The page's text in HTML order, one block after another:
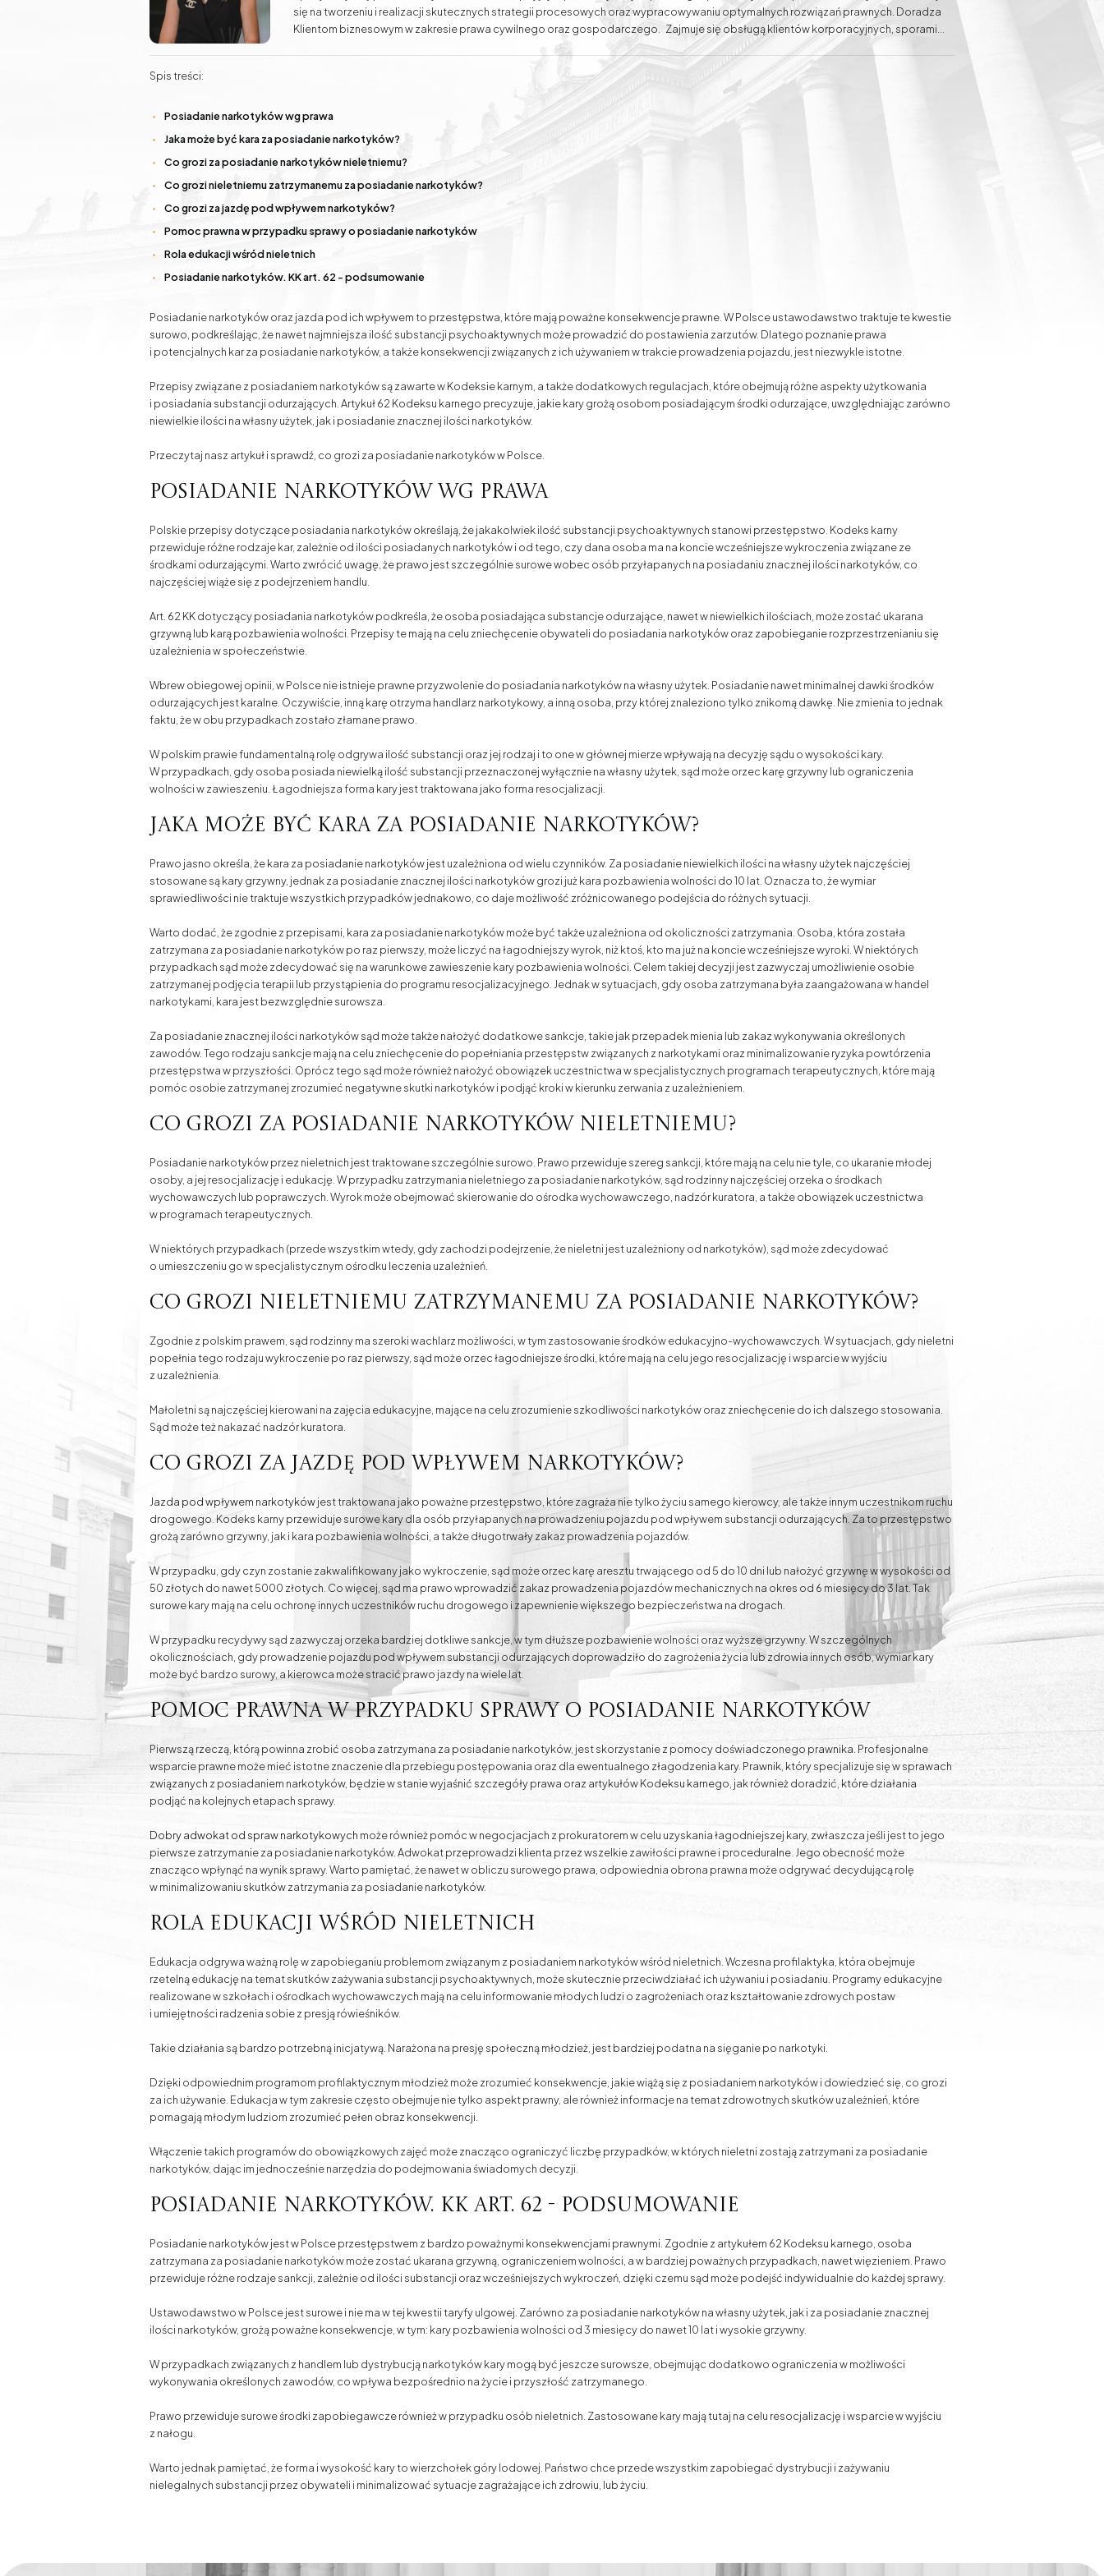
Doradztwo inwestycyjne Gdańsk - grunty, działki,
Rozwody Sprawy spadkowe
samochodowe
odszkodowawcze
się na tworzeniu i realizacji skutecznych strategii procesowych oraz wypracowywaniu optymalnych rozwiązań prawnych. Doradza
Klientom biznesowym w zakresie prawa cywilnego oraz gospodarczego. Zajmuje się obsługą klientów korporacyjnych, sporami
sądowymi oraz audytami prawnymi. Dysponuje również doświadczeniem w prowadzeniu sporów w ramach prawa pracy, jak również
w prowadzeniu spraw przed organami administracji publicznej oraz w reprezentowaniu Klientów przed sądami administracyjnymi.
Prowadzi także negocjacje zmierzające do polubownego zakończenia sporów. Adwokat Ewelina Baranowska-Haber swój sukces
zawdzięcza wiedzy i doświadczeniu, ale również pełnemu zaangażowaniu i zrozumieniu potrzeb Klienta.
Spis treści:
Posiadanie narkotyków wg prawa
Jaka może być kara za posiadanie narkotyków?
Co grozi za posiadanie narkotyków nieletniemu?
Co grozi nieletniemu zatrzymanemu za posiadanie narkotyków?
Co grozi za jazdę pod wpływem narkotyków?
Pomoc prawna w przypadku sprawy o posiadanie narkotyków
Rola edukacji wśród nieletnich
Posiadanie narkotyków. KK art. 62 - podsumowanie
Posiadanie narkotyków oraz jazda pod ich wpływem to przestępstwa, które mają poważne konsekwencje prawne. W Polsce ustawodawstwo traktuje te kwestie
surowo, podkreślając, że nawet najmniejsza ilość substancji psychoaktywnych może prowadzić do postawienia zarzutów. Dlatego poznanie prawa
i potencjalnych kar za posiadanie narkotyków, a także konsekwencji związanych z ich używaniem w trakcie prowadzenia pojazdu, jest niezwykle istotne.
Przepisy związane z posiadaniem narkotyków są zawarte w Kodeksie karnym, a także dodatkowych regulacjach, które obejmują różne aspekty użytkowania
i posiadania substancji odurzających. Artykuł 62 Kodeksu karnego precyzuje, jakie kary grożą osobom posiadającym środki odurzające, uwzględniając zarówno
niewielkie ilości na własny użytek, jak i posiadanie znacznej ilości narkotyków.
Przeczytaj nasz artykuł i sprawdź, co grozi za posiadanie narkotyków w Polsce.
Posiadanie narkotyków wg prawa
Polskie przepisy dotyczące posiadania narkotyków określają, że jakakolwiek ilość substancji psychoaktywnych stanowi przestępstwo. Kodeks karny
przewiduje różne rodzaje kar, zależnie od ilości posiadanych narkotyków i od tego, czy dana osoba ma na koncie wcześniejsze wykroczenia związane ze
środkami odurzającymi. Warto zwrócić uwagę, że prawo jest szczególnie surowe wobec osób przyłapanych na posiadaniu znacznej ilości narkotyków, co
najczęściej wiąże się z podejrzeniem handlu.
Art. 62 KK dotyczący posiadania narkotyków podkreśla, że osoba posiadająca substancje odurzające, nawet w niewielkich ilościach, może zostać ukarana
grzywną lub karą pozbawienia wolności. Przepisy te mają na celu zniechęcenie obywateli do posiadania narkotyków oraz zapobieganie rozprzestrzenianiu się
uzależnienia w społeczeństwie.
Wbrew obiegowej opinii, w Polsce nie istnieje prawne przyzwolenie do posiadania narkotyków na własny użytek. Posiadanie nawet minimalnej dawki środków
odurzających jest karalne. Oczywiście, inną karę otrzyma handlarz narkotykowy, a inną osoba, przy której znaleziono tylko znikomą dawkę. Nie zmienia to jednak
faktu, że w obu przypadkach zostało złamane prawo.
W polskim prawie fundamentalną rolę odgrywa ilość substancji oraz jej rodzaj i to one w głównej mierze wpływają na decyzję sądu o wysokości kary.
W przypadkach, gdy osoba posiada niewielką ilość substancji przeznaczonej wyłącznie na własny użytek, sąd może orzec karę grzywny lub ograniczenia
wolności w zawieszeniu. Łagodniejsza forma kary jest traktowana jako forma resocjalizacji.
Jaka może być kara za posiadanie narkotyków?
Prawo jasno określa, że kara za posiadanie narkotyków jest uzależniona od wielu czynników. Za posiadanie niewielkich ilości na własny użytek najczęściej
stosowane są kary grzywny, jednak za posiadanie znacznej ilości narkotyków grozi już kara pozbawienia wolności do 10 lat. Oznacza to, że wymiar
sprawiedliwości nie traktuje wszystkich przypadków jednakowo, co daje możliwość zróżnicowanego podejścia do różnych sytuacji.
Warto dodać, że zgodnie z przepisami, kara za posiadanie narkotyków może być także uzależniona od okoliczności zatrzymania. Osoba, która została
zatrzymana za posiadanie narkotyków po raz pierwszy, może liczyć na łagodniejszy wyrok, niż ktoś, kto ma już na koncie wcześniejsze wyroki. W niektórych
przypadkach sąd może zdecydować się na warunkowe zawieszenie kary pozbawienia wolności. Celem takiej decyzji jest zazwyczaj umożliwienie osobie
zatrzymanej podjęcia terapii lub przystąpienia do programu resocjalizacyjnego. Jednak w sytuacjach, gdy osoba zatrzymana była zaangażowana w handel
narkotykami, kara jest bezwzględnie surowsza.
Za posiadanie znacznej ilości narkotyków sąd może także nałożyć dodatkowe sankcje, takie jak przepadek mienia lub zakaz wykonywania określonych
zawodów. Tego rodzaju sankcje mają na celu zniechęcenie do popełniania przestępstw związanych z narkotykami oraz minimalizowanie ryzyka powtórzenia
przestępstwa w przyszłości. Oprócz tego sąd może również nałożyć obowiązek uczestnictwa w specjalistycznych programach terapeutycznych, które mają
pomóc osobie zatrzymanej zrozumieć negatywne skutki narkotyków i podjąć kroki w kierunku zerwania z uzależnieniem.
Co grozi za posiadanie narkotyków nieletniemu?
Posiadanie narkotyków przez nieletnich jest traktowane szczególnie surowo. Prawo przewiduje szereg sankcji, które mają na celu nie tyle, co ukaranie młodej
osoby, a jej resocjalizację i edukację. W przypadku zatrzymania nieletniego za posiadanie narkotyków, sąd rodzinny najczęściej orzeka o środkach
wychowawczych lub poprawczych. Wyrok może obejmować skierowanie do ośrodka wychowawczego, nadzór kuratora, a także obowiązek uczestnictwa
w programach terapeutycznych.
W niektórych przypadkach (przede wszystkim wtedy, gdy zachodzi podejrzenie, że nieletni jest uzależniony od narkotyków), sąd może zdecydować
o umieszczeniu go w specjalistycznym ośrodku leczenia uzależnień.
Co grozi nieletniemu zatrzymanemu za posiadanie narkotyków?
Zgodnie z polskim prawem, sąd rodzinny ma szeroki wachlarz możliwości, w tym zastosowanie środków edukacyjno-wychowawczych. W sytuacjach, gdy nieletni
popełnia tego rodzaju wykroczenie po raz pierwszy, sąd może orzec łagodniejsze środki, które mają na celu jego resocjalizację i wsparcie w wyjściu
z uzależnienia.
Małoletni są najczęściej kierowani na zajęcia edukacyjne, mające na celu zrozumienie szkodliwości narkotyków oraz zniechęcenie do ich dalszego stosowania.
Sąd może też nakazać nadzór kuratora.
Co grozi za jazdę pod wpływem narkotyków?
Jazda pod wpływem narkotykówjest traktowana jako poważne przestępstwo, które zagraża nie tylko życiu samego kierowcy, ale także innym uczestnikom ruchu
drogowego. Kodeks karny przewiduje surowe kary dla osób przyłapanych na prowadzeniu pojazdu pod wpływem substancji odurzających. Za to przestępstwo
grożą zarówno grzywny, jak i kara pozbawienia wolności, a także długotrwały zakaz prowadzenia pojazdów.
W przypadku, gdy czyn zostanie zakwalifikowany jako wykroczenie, sąd może orzec karę aresztu trwającego od 5 do 10 dni lub nałożyć grzywnę w wysokości od
50 złotych do nawet 5000 złotych. Co więcej, sąd ma prawo wprowadzić zakaz prowadzenia pojazdów mechanicznych na okres od 6 miesięcy do 3 lat. Tak
surowe kary mają na celu ochronę innych uczestników ruchu drogowego i zapewnienie większego bezpieczeństwa na drogach.
W przypadku recydywy sąd zazwyczaj orzeka bardziej dotkliwe sankcje, w tym dłuższe pozbawienie wolności oraz wyższe grzywny. W szczególnych
okolicznościach, gdy prowadzenie pojazdu pod wpływem substancji odurzających doprowadziło do zagrożenia życia lub zdrowia innych osób, wymiar kary
może być bardzo surowy, a kierowca może stracić prawo jazdy na wiele lat.
Pomoc prawna w przypadku sprawy o posiadanie narkotyków
Pierwszą rzeczą, którą powinna zrobić osoba zatrzymana za posiadanie narkotyków, jest skorzystanie z pomocy doświadczonego prawnika. Profesjonalne
wsparcie prawne może mieć istotne znaczenie dla przebiegu postępowania oraz dla ewentualnego złagodzenia kary. Prawnik, który specjalizuje się w sprawach
związanych z posiadaniem narkotyków, będzie w stanie wyjaśnić szczegóły prawa oraz artykułów Kodeksu karnego, jak również doradzić, które działania
podjąć na kolejnych etapach sprawy.
Dobry adwokat od spraw narkotykowych może również pomóc w negocjacjach z prokuratorem w celu uzyskania łagodniejszej kary, zwłaszcza jeśli jest to jego
pierwsze zatrzymanie za posiadanie narkotyków. Adwokat przeprowadzi klienta przez wszelkie zawiłości prawne i proceduralne. Jego obecność może
znacząco wpłynąć na wynik sprawy. Warto pamiętać, że nawet w obliczu surowego prawa, odpowiednia obrona prawna może odgrywać decydującą rolę
w minimalizowaniu skutków zatrzymania za posiadanie narkotyków.
Rola edukacji wśród nieletnich
Edukacja odgrywa ważną rolę w zapobieganiu problemom związanym z posiadaniem narkotyków wśród nieletnich. Wczesna profilaktyka, która obejmuje
rzetelną edukację na temat skutków zażywania substancji psychoaktywnych, może skutecznie przeciwdziałać ich używaniu i posiadaniu. Programy edukacyjne
realizowane w szkołach i ośrodkach wychowawczych mają na celu informowanie młodych ludzi o zagrożeniach oraz kształtowanie zdrowych postaw
i umiejętności radzenia sobie z presją rówieśników.
Takie działania są bardzo potrzebną inicjatywą. Narażona na presję społeczną młodzież, jest bardziej podatna na sięganie po narkotyki.
Dzięki odpowiednim programom profilaktycznym młodzież może zrozumieć konsekwencje, jakie wiążą się z posiadaniem narkotyków i dowiedzieć się, co grozi
za ich używanie. Edukacja w tym zakresie często obejmuje nie tylko aspekt prawny, ale również informacje na temat zdrowotnych skutków uzależnień, które
pomagają młodym ludziom zrozumieć pełen obraz konsekwencji.
Włączenie takich programów do obowiązkowych zajęć może znacząco ograniczyć liczbę przypadków, w których nieletni zostają zatrzymani za posiadanie
narkotyków, dając im jednocześnie narzędzia do podejmowania świadomych decyzji.
Posiadanie narkotyków. KK art. 62 - podsumowanie
Posiadanie narkotyków jest w Polsce przestępstwem z bardzo poważnymi konsekwencjami prawnymi. Zgodnie z artykułem 62 Kodeksu karnego, osoba
zatrzymana za posiadanie narkotyków może zostać ukarana grzywną, ograniczeniem wolności, a w bardziej poważnych przypadkach, nawet więzieniem. Prawo
przewiduje różne rodzaje sankcji, zależnie od ilości substancji oraz wcześniejszych wykroczeń, dzięki czemu sąd może podejść indywidualnie do każdej sprawy.
Ustawodawstwo w Polsce jest surowe i nie ma w tej kwestii taryfy ulgowej. Zarówno za posiadanie narkotyków na własny użytek, jak i za posiadanie znacznej
ilości narkotyków, grożą poważne konsekwencje, w tym: kary pozbawienia wolności od 3 miesięcy do nawet 10 lat i wysokie grzywny.
W przypadkach związanych z handlem lub dystrybucją narkotyków kary mogą być jeszcze surowsze, obejmując dodatkowo ograniczenia w możliwości
wykonywania określonych zawodów, co wpływa bezpośrednio na życie i przyszłość zatrzymanego.
Prawo przewiduje surowe środki zapobiegawcze również w przypadku osób nieletnich. Zastosowane kary mają tutaj na celu resocjalizację i wsparcie w wyjściu
z nałogu.
Warto jednak pamiętać, że forma i wysokość kary to wierzchołek góry lodowej. Państwo chce przede wszystkim zapobiegać dystrybucji i zażywaniu
nielegalnych substancji przez obywateli i minimalizować sytuacje zagrażające ich zdrowiu, lub życiu.